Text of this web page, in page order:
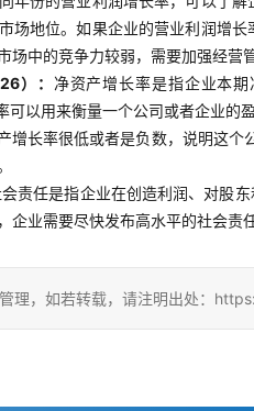
场地位。如果企业的营业利润增
场中的竞争力较弱，需要加强经
）： 净资产增长率是指企业本
可以用来衡量一个公司或者企业的
增长率很低或者是负数，说明这
责任是指企业在创造利润、对股
企业需要尽快发布高水平的社会责
理，如若转载，请注明出处：